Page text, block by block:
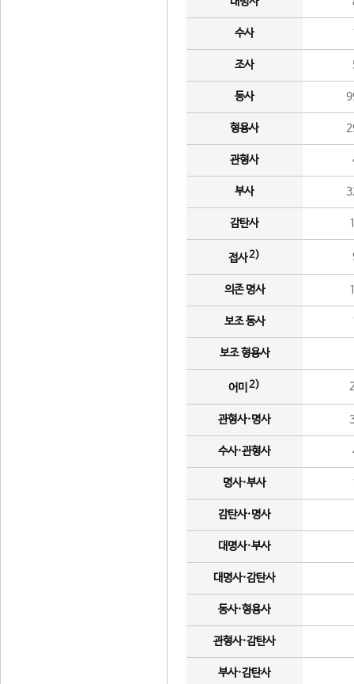
수사
조사
동사
형용사
관형사
부사
감탄사
접사2)
의존 명사
보조 동사
보조 형용사
어미 2)
관형사·명사
수사·관형사
명사·부사
감탄사·명사
대명사·부사
대명사·감탄사
동사·형용사
관형사·감탄사
부사·감탄사